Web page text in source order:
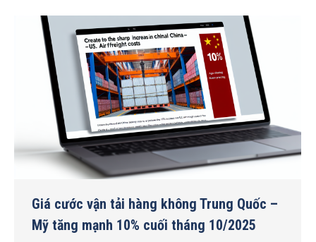
Giá cước vận tải hàng không Trung Quốc –
Mỹ tăng mạnh 10% cuối tháng 10/2025